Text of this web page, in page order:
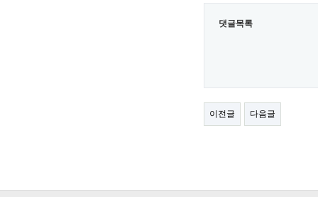
댓글목록
이전글 다음글